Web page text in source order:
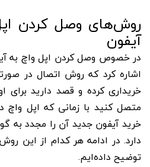
روش‌های وصل کردن
آیفون
در خصوص وصل کردن اپل واچ به
اشاره کرد که روش اتصال در
خریداری کرده و قصد دارید برای
متصل کنید با زمانی که اپل واچ
خرید آیفون جدید آن را مجدد به
دارد. در ادامه هر کدام از این
توضیح داده‌ایم.